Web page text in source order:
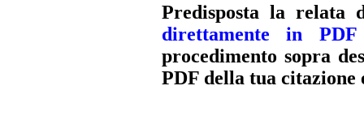
Predisposta la
direttamente in PDF
procedimento sopra
PDF della tua citazione